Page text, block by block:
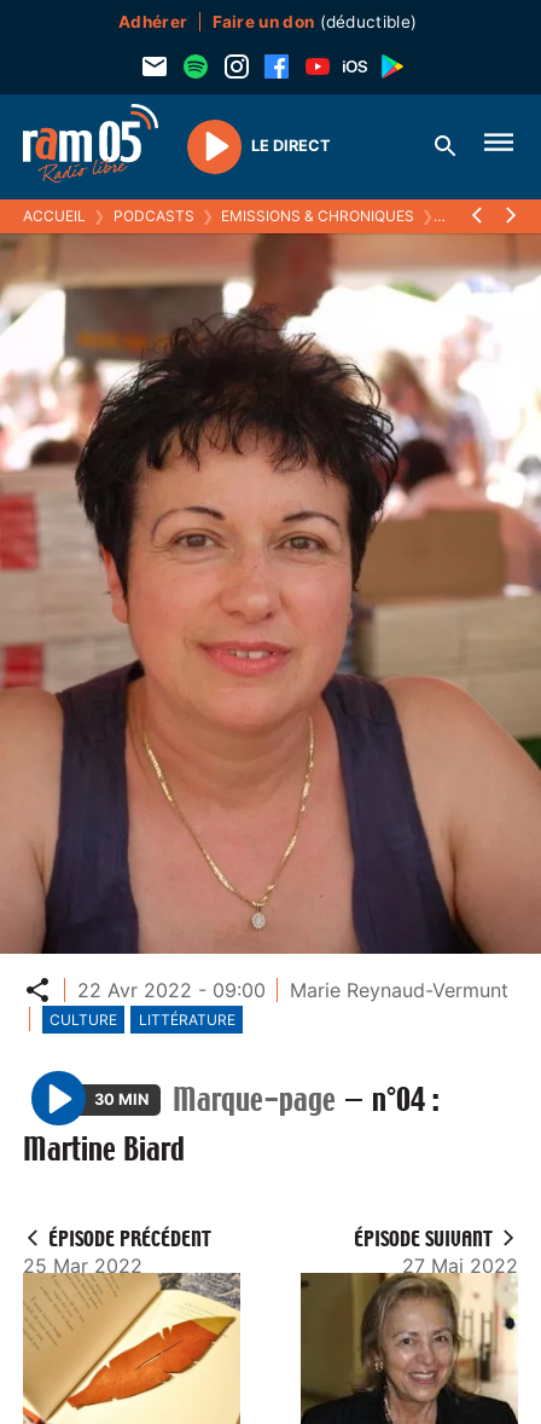
Adhérer Faire un don (déductible)
Play
LE DIRECT
ACCUEIL ❯ PODCASTS ❯ EMISSIONS & CHRONIQUES ❯ MARQUE-
Partager
22 Avr 2022 - 09:00 Marie Reynaud-Vermunt
CULTURE LITTÉRATURE
P
l
30 MIN Marque-page — n°04 :
Martine Biard
ÉPISODE PRÉCÉDENT
25 Mar 2022
ÉPISODE SUIVANT
27 Mai 2022